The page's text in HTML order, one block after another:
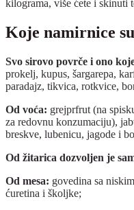
kilograma, više ćete i skinuti
Koje namirnice
Svo sirovo povrče i ono
prokelj, kupus, šargarepa,
paradajz, tikvica, rotkvice,
Od voća: grejprfrut (na
za redovnu konzumaciju),
breskve, lubenicu, jagode i
Od žitarica dozvoljen je
Od mesa: govedina sa
ćuretina i školjke;